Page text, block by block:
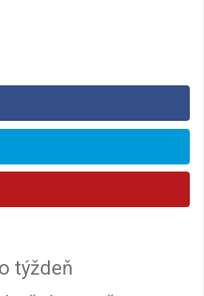
týždeň